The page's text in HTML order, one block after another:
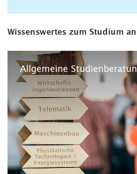
Wissenswertes zum Studium
Allgemeine